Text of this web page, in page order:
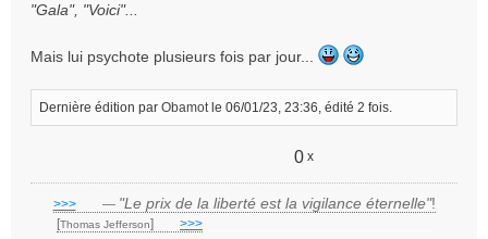
n
u
"Gala", "Voici"...
Mais lui psychote plusieurs fois par jour...
Dernière édition par Obamotle 06/01/23, 23:36, édité 2 fois.
0 x
>>>___ — "Le prix de la liberté est la vigilance éternelle"!
[Thomas Jefferson] >>>